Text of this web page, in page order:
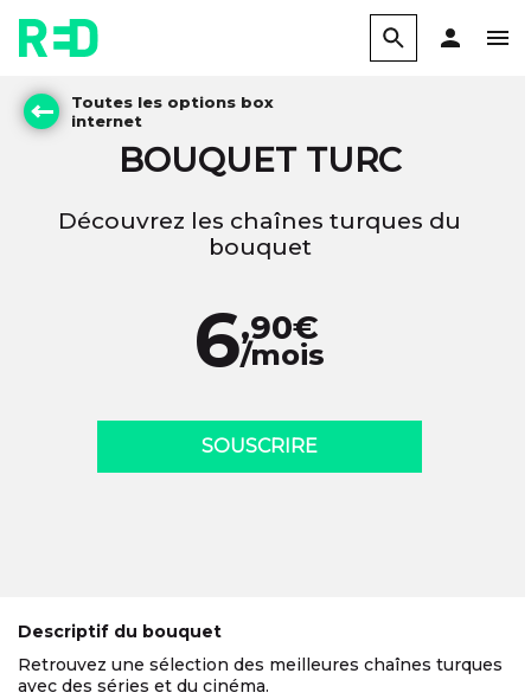
Toutes les options box
internet
BOUQUET TURC
Découvrez les chaînes turques du
bouquet
6,90€
/mois
SOUSCRIRE
Descriptif du bouquet
Retrouvez une sélection des meilleures chaînes turques
avec des séries et du cinéma.